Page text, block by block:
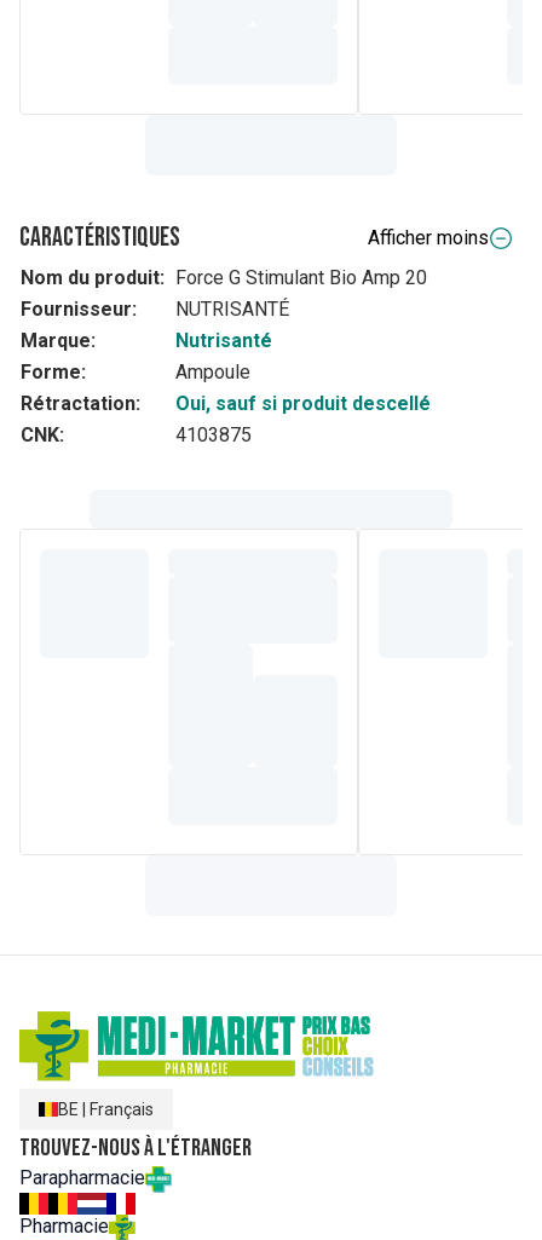
Caractéristiques
Afficher moins
Nom du produit: Force G Stimulant Bio Amp 20
Fournisseur:
NUTRISANTÉ
Marque:
Nutrisanté
Forme:
Ampoule
Rétractation:
Oui, sauf si produit descellé
CNK:
4103875
BE Français
Trouvez-nous à l'étranger
Parapharmacie
Pharmacie